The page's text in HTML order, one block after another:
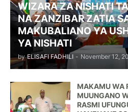
WIZARA ZA NISHATI
NA ZANZIBAR ZATIA
MAKUBALIANO YA
YA NISHATI
by ELISAFI FADHILI - November 12,
MAKAMU WA
MUUNGANO
RASMI